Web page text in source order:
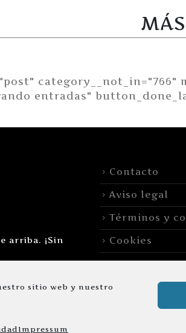
sitio web y nuestro
Impressum
entradas"
arriba. ¡Sin
Contacto
Aviso legal
Términos y
Cookies